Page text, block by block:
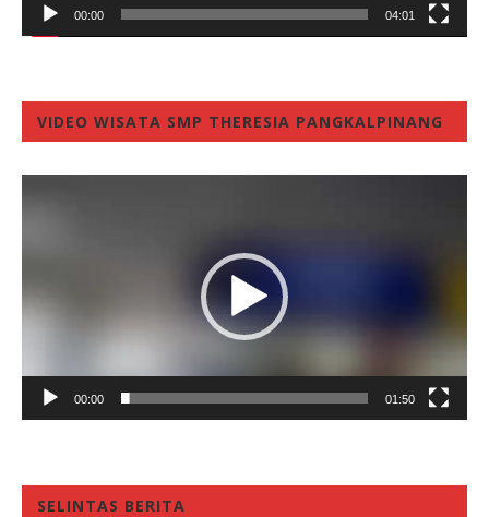
00:00 04:01
VIDEO WISATA SMP THERESIA PANGKALPINANG
00:00 01:50
SELINTAS BERITA